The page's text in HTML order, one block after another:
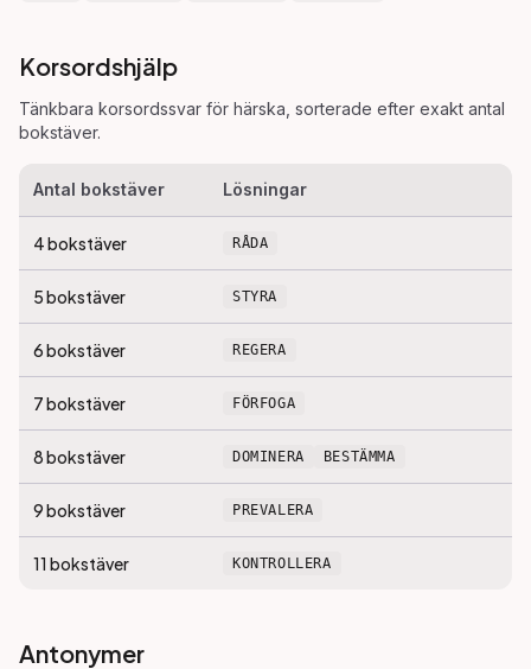
Korsordshjälp
Tänkbara korsordssvar för härska , sorterade efter exakt antal
bokstäver.
Antal bokstäver Lösningar
4bokstäver RÅDA
5bokstäver STYRA
6bokstäver REGERA
7bokstäver FÖRFOGA
8bokstäver DOMINERA BESTÄMMA
9bokstäver PREVALERA
11 bokstäver KONTROLLERA
Antonymer